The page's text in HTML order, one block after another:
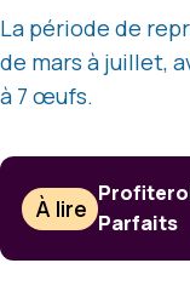
La période de
de mars à juillet,
à 7 œufs.
À lire Parfaits